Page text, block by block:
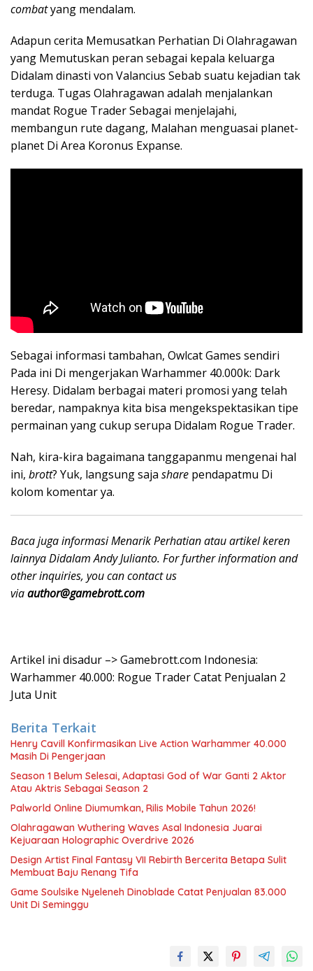
combatyang mendalam.
Adapun cerita Memusatkan Perhatian Di Olahragawan
yang Memutuskan peran sebagai kepala keluarga
Didalam dinasti von Valancius Sebab suatu kejadian tak
terduga. Tugas Olahragawan adalah menjalankan
mandat Rogue Trader Sebagai menjelajahi,
membangun rute dagang, Malahan menguasai planet-
planet Di Area Koronus Expanse.
Sebagai informasi tambahan, Owlcat Games sendiri
Pada ini Di mengerjakan Warhammer 40.000k: Dark
Heresy. Didalam berbagai materi promosi yang telah
beredar, nampaknya kita bisa mengekspektasikan tipe
permainan yang cukup serupa Didalam Rogue Trader.
Nah, kira-kira bagaimana tanggapanmu mengenai hal
ini, brott? Yuk, langsung saja share pendapatmu Di
kolom komentar ya.
Baca juga informasi Menarik Perhatianatau artikel keren
lainnya Didalam Andy Julianto. For further information and
other inquiries, you can contact us
viaauthor@gamebrott.com
Artikel ini disadur –> Gamebrott.com Indonesia:
Warhammer 40.000: Rogue Trader Catat Penjualan 2
Juta Unit
Berita Terkait
Henry Cavill Konfirmasikan Live Action Warhammer 40.000
Masih Di Pengerjaan
Season 1 Belum Selesai, Adaptasi God of War Ganti 2 Aktor
Atau Aktris Sebagai Season 2
Palworld Online Diumumkan, Rilis Mobile Tahun 2026!
Olahragawan Wuthering Waves Asal Indonesia Juarai
Kejuaraan Holographic Overdrive 2026
Design Artist Final Fantasy VII Rebirth Bercerita Betapa Sulit
Membuat Baju Renang Tifa
Game Soulsike Nyeleneh Dinoblade Catat Penjualan 83.000
Unit Di Seminggu